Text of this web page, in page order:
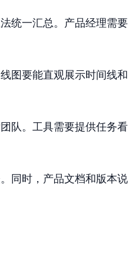
统一汇总。产品经理需要
图要能直观展示时间线和
队。工具需要提供任务看
同时，产品文档和版本说